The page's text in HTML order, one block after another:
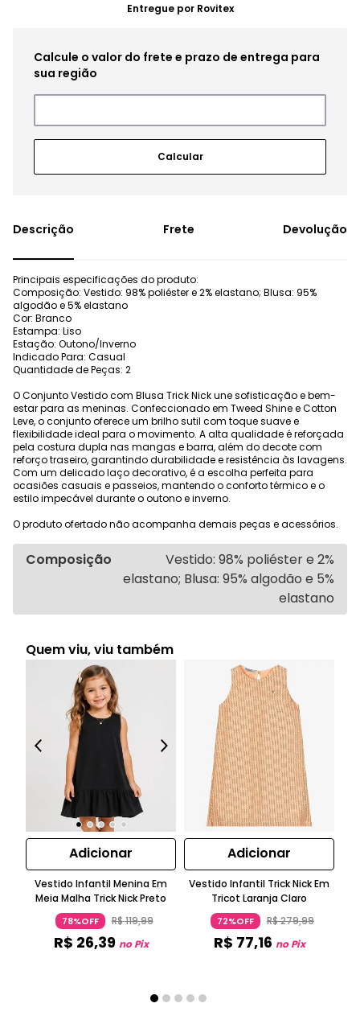
Entregue por Rovitex
Frete Devolução
Principais especificações do produto:
Composição: Vestido: 98% poliéster e 2% elastano; Blusa: 95%
algodão e 5% elastano
Cor: Branco
Estampa: Liso
Estação: Outono/Inverno
Indicado Para: Casual
Quantidade de Peças: 2
O Conjunto Vestido com Blusa Trick Nick une sofisticação e bem-
estar para as meninas. Confeccionado em Tweed Shine e Cotton
Leve, o conjunto oferece um brilho sutil com toque suave e
flexibilidade ideal para o movimento. A alta qualidade é reforçada
pela costura dupla nas mangas e barra, além do decote com
reforço traseiro, garantindo durabilidade e resistência às lavagens.
Com um delicado laço decorativo, é a escolha perfeita para
ocasiões casuais e passeios, mantendo o conforto térmico e o
estilo impecável durante o outono e inverno.
O produto ofertado não acompanha demais peças e acessórios.
Composição
Vestido: 98% poliéster e 2%
elastano; Blusa: 95% algodão e 5%
elastano
Quem viu, viu também
Adicionar
Vestido Infantil Menina Em
Meia Malha Trick Nick Preto
78%OFF R$119,99
R$ 26,39 no Pix
Adicionar
Vestido Infantil Trick Nick Em
Tricot Laranja Claro
72%OFF R$279,99
R$ 77,16 no Pix